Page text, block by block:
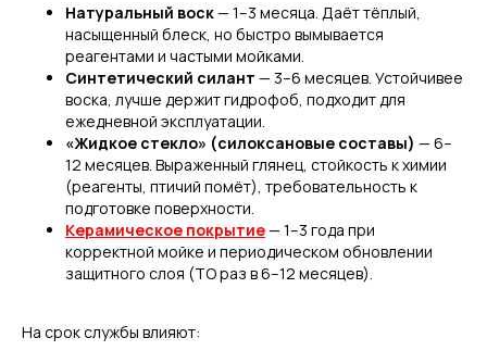
Натуральный воск— 1–3 месяца. Даёт тёплый,
насыщенный блеск, но быстро вымывается
реагентами и частыми мойками.
Синтетический силант — 3–6 месяцев. Устойчивее
воска, лучше держит гидрофоб, подходит для
ежедневной эксплуатации.
«Жидкое стекло» (силоксановые составы) — 6–
12 месяцев. Выраженный глянец, стойкость к химии
(реагенты, птичий помёт), требовательность к
подготовке поверхности.
Керамическое покрытие— 1–3 года при
корректной мойке и периодическом обновлении
защитного слоя (ТО раз в 6–12 месяцев).
На срок службы влияют: